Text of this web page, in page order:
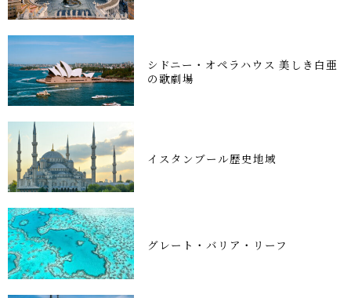
シドニー・オペラハウス 美しき白亜
の歌劇場
イスタンブール歴史地域
グレート・バリア・リーフ